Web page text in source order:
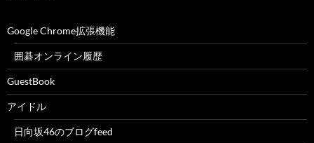
Google Chrome拡張機能
囲碁オンライン履歴
GuestBook
アイドル
日向坂46のブログfeed